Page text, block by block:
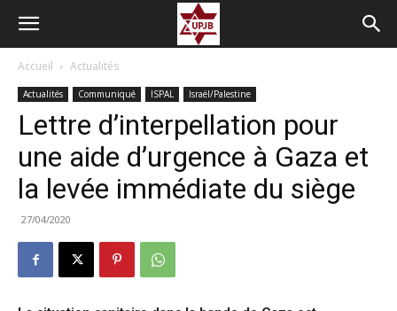
Accueil Actualités
Actualités Communiqué ISPAL Israël/Palestine
Lettre d’interpellation pour
une aide d’urgence à Gaza et
la levée immédiate du siège
27/04/2020